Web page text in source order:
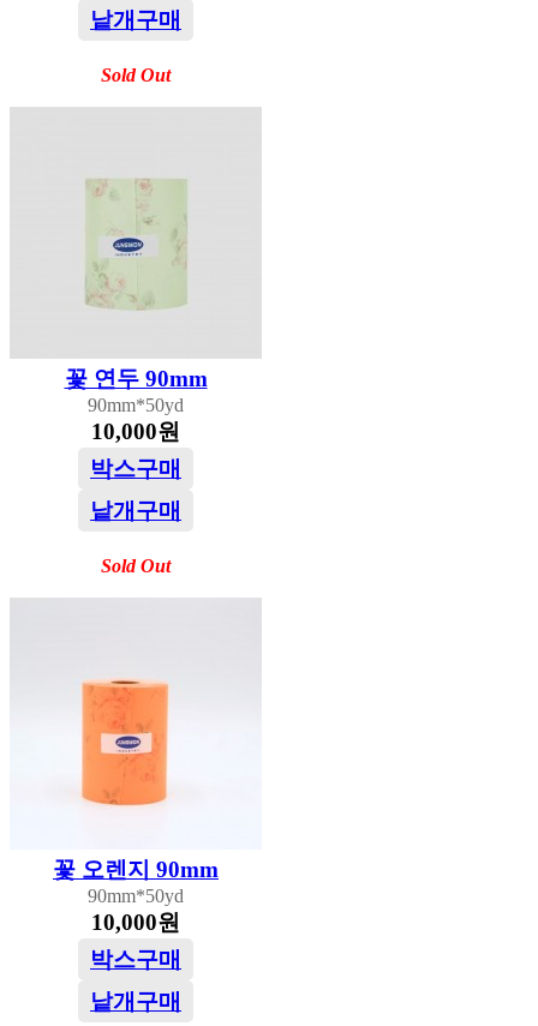
낱개구매
Sold Out
꽃 연두 90mm
90mm*50yd
10,000원
박스구매
낱개구매
Sold Out
꽃 오렌지 90mm
90mm*50yd
10,000원
박스구매
낱개구매